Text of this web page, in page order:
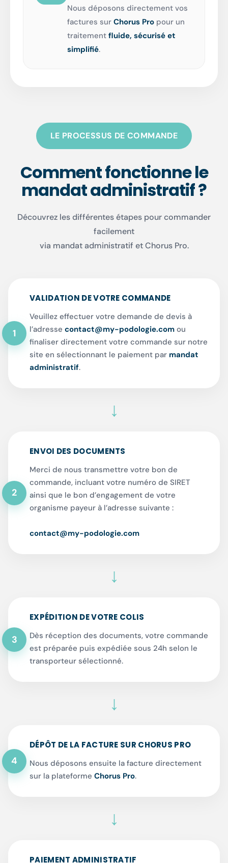
Nous déposons directement vos
factures sur Chorus Pro pour un
traitement fluide, sécurisé et
simplifié.
LE PROCESSUS DE COMMANDE
Comment fonctionne le
mandat administratif ?
Découvrez les différentes étapes pour commander
facilement
via mandat administratif et Chorus Pro.
1
VALIDATION DE VOTRE COMMANDE
Veuillez effectuer votre demande de devis à
l’adresse contact@my-podologie.com ou
finaliser directement votre commande sur notre
site en sélectionnant le paiement par mandat
administratif.
↓
2
ENVOI DES DOCUMENTS
Merci de nous transmettre votre bon de
commande, incluant votre numéro de SIRET
ainsi que le bon d’engagement de votre
organisme payeur à l’adresse suivante :
contact@my-podologie.com
↓
3
EXPÉDITION DE VOTRE COLIS
Dès réception des documents, votre commande
est préparée puis expédiée sous 24h selon le
transporteur sélectionné.
↓
4
DÉPÔT DE LA FACTURE SUR CHORUS PRO
Nous déposons ensuite la facture directement
sur la plateforme Chorus Pro.
↓
PAIEMENT ADMINISTRATIF